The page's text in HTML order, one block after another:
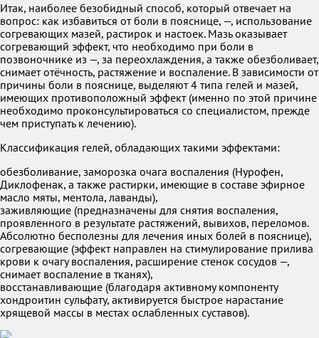
Итак, наиболее безобидный способ, который отвечает на
вопрос: как избавиться от боли в пояснице, —, использование
согревающих мазей, растирок и настоек. Мазь оказывает
согревающий эффект, что необходимо при боли в
позвоночнике из —, за переохлаждения, а также обезболивает,
снимает отёчность, растяжение и воспаление. В зависимости от
причины боли в пояснице, выделяют 4 типа гелей и мазей,
имеющих противоположный эффект (именно по этой причине
необходимо проконсультироваться со специалистом, прежде
чем приступать к лечению).
Классификация гелей, обладающих такими эффектами:
обезболивание, заморозка очага воспаления (Нурофен,
Диклофенак, а также растирки, имеющие в составе эфирное
масло мяты, ментола, лаванды),
заживляющие (предназначены для снятия воспаления,
проявленного в результате растяжений, вывихов, переломов.
Абсолютно бесполезны для лечения иных болей в пояснице),
согревающие (эффект направлен на стимулирование прилива
крови к очагу воспаления, расширение стенок сосудов —,
снимает воспаление в тканях),
восстанавливающие (благодаря активному компоненту
хондроитин сульфату, активируется быстрое нарастание
хрящевой массы в местах ослабленных суставов).